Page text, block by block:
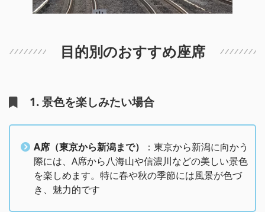
目的別のおすすめ座席
1. 景色を楽しみたい場合
A席 （東京から新潟まで）
：東京から新潟に向かう
際には、A席から八海山や信濃川などの美しい景色
を楽しめます。特に春や秋の季節には風景が色づ
き、魅力的です​